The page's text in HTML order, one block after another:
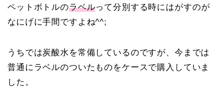
ペットボトルのラベルって分別する時にはがすのが
なにげに手間ですよね^^;
うちでは炭酸水を常備しているのですが、今までは
普通にラベルのついたものをケースで購入していま
した。